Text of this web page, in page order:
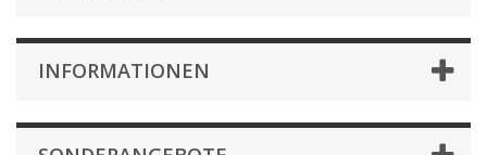
INFORMATIONEN